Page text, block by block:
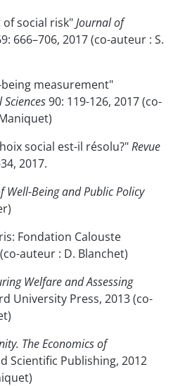
social risk"Journal of
666–706, 2017 (co-auteur : S.
measurement"
90: 119-126, 2017 (co-
social est-il résolu?"Revue
2017.
Being and Public Policy
Fondation Calouste
auteur : D. Blanchet)
Welfare and Assessing
University Press, 2013 (co-
The Economics of
Scientific Publishing, 2012